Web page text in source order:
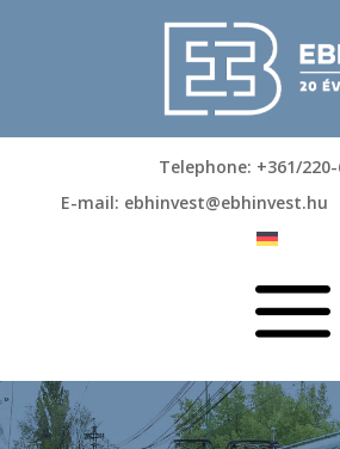
Telephone: +361/
E-mail: ebhinvest@ebhinvest.hu
a